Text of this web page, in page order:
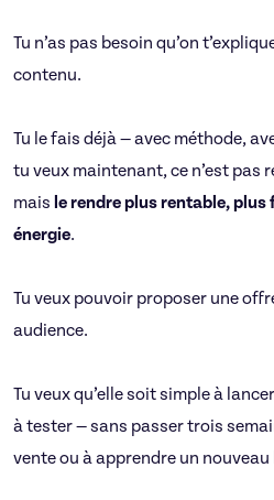
Tu n’as pas besoin qu’on
contenu.
Tu le fais déjà — avec méthode,
tu veux maintenant, ce n’est pas
mais le rendre plus rentable,
énergie.
Tu veux pouvoir proposer une
audience.
Tu veux qu’elle soit simple à
à tester — sans passer trois
vente ou à apprendre un